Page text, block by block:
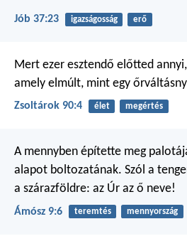
Jób 37:23 igazságosság erő
Mert ezer esztendő előtted annyi,
amely elmúlt, mint egy
Zsoltárok 90:4 élet megértés
A mennyben építette meg
alapot boltozatának. Szól a
a szárazföldre: az Úr az ő neve!
Ámósz 9:6 teremtés mennyország